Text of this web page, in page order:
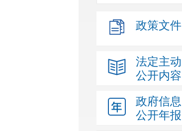
政策文件
法定主动
公开内容
政府信息
公开年报